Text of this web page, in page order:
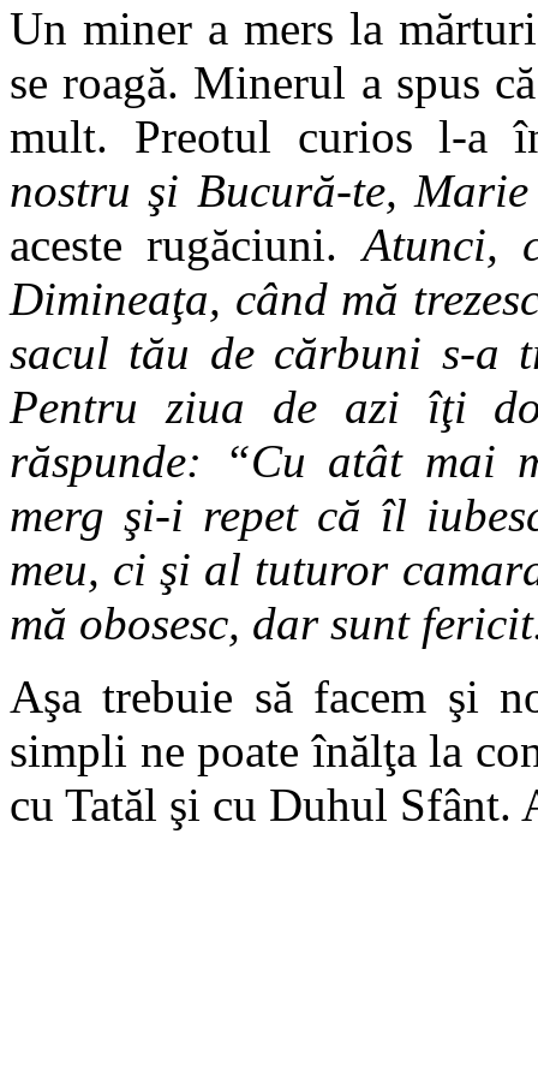
Un miner a mers la
se roagă. Minerul a spus
mult. Preotul curios l-a
nostru şi Bucură-te, Marie
aceste rugăciuni.Atunci,
Dimineaţa, când mă
sacul tău de cărbuni s-a
Pentru ziua de azi îţi
răspunde: “Cu atât mai
merg şi-i repet că îl
meu, ci şi al tuturor
mă obosesc, dar sunt
Aşa trebuie să facem şi
simpli ne poate înălţa la
cu Tatăl şi cu Duhul Sfânt.